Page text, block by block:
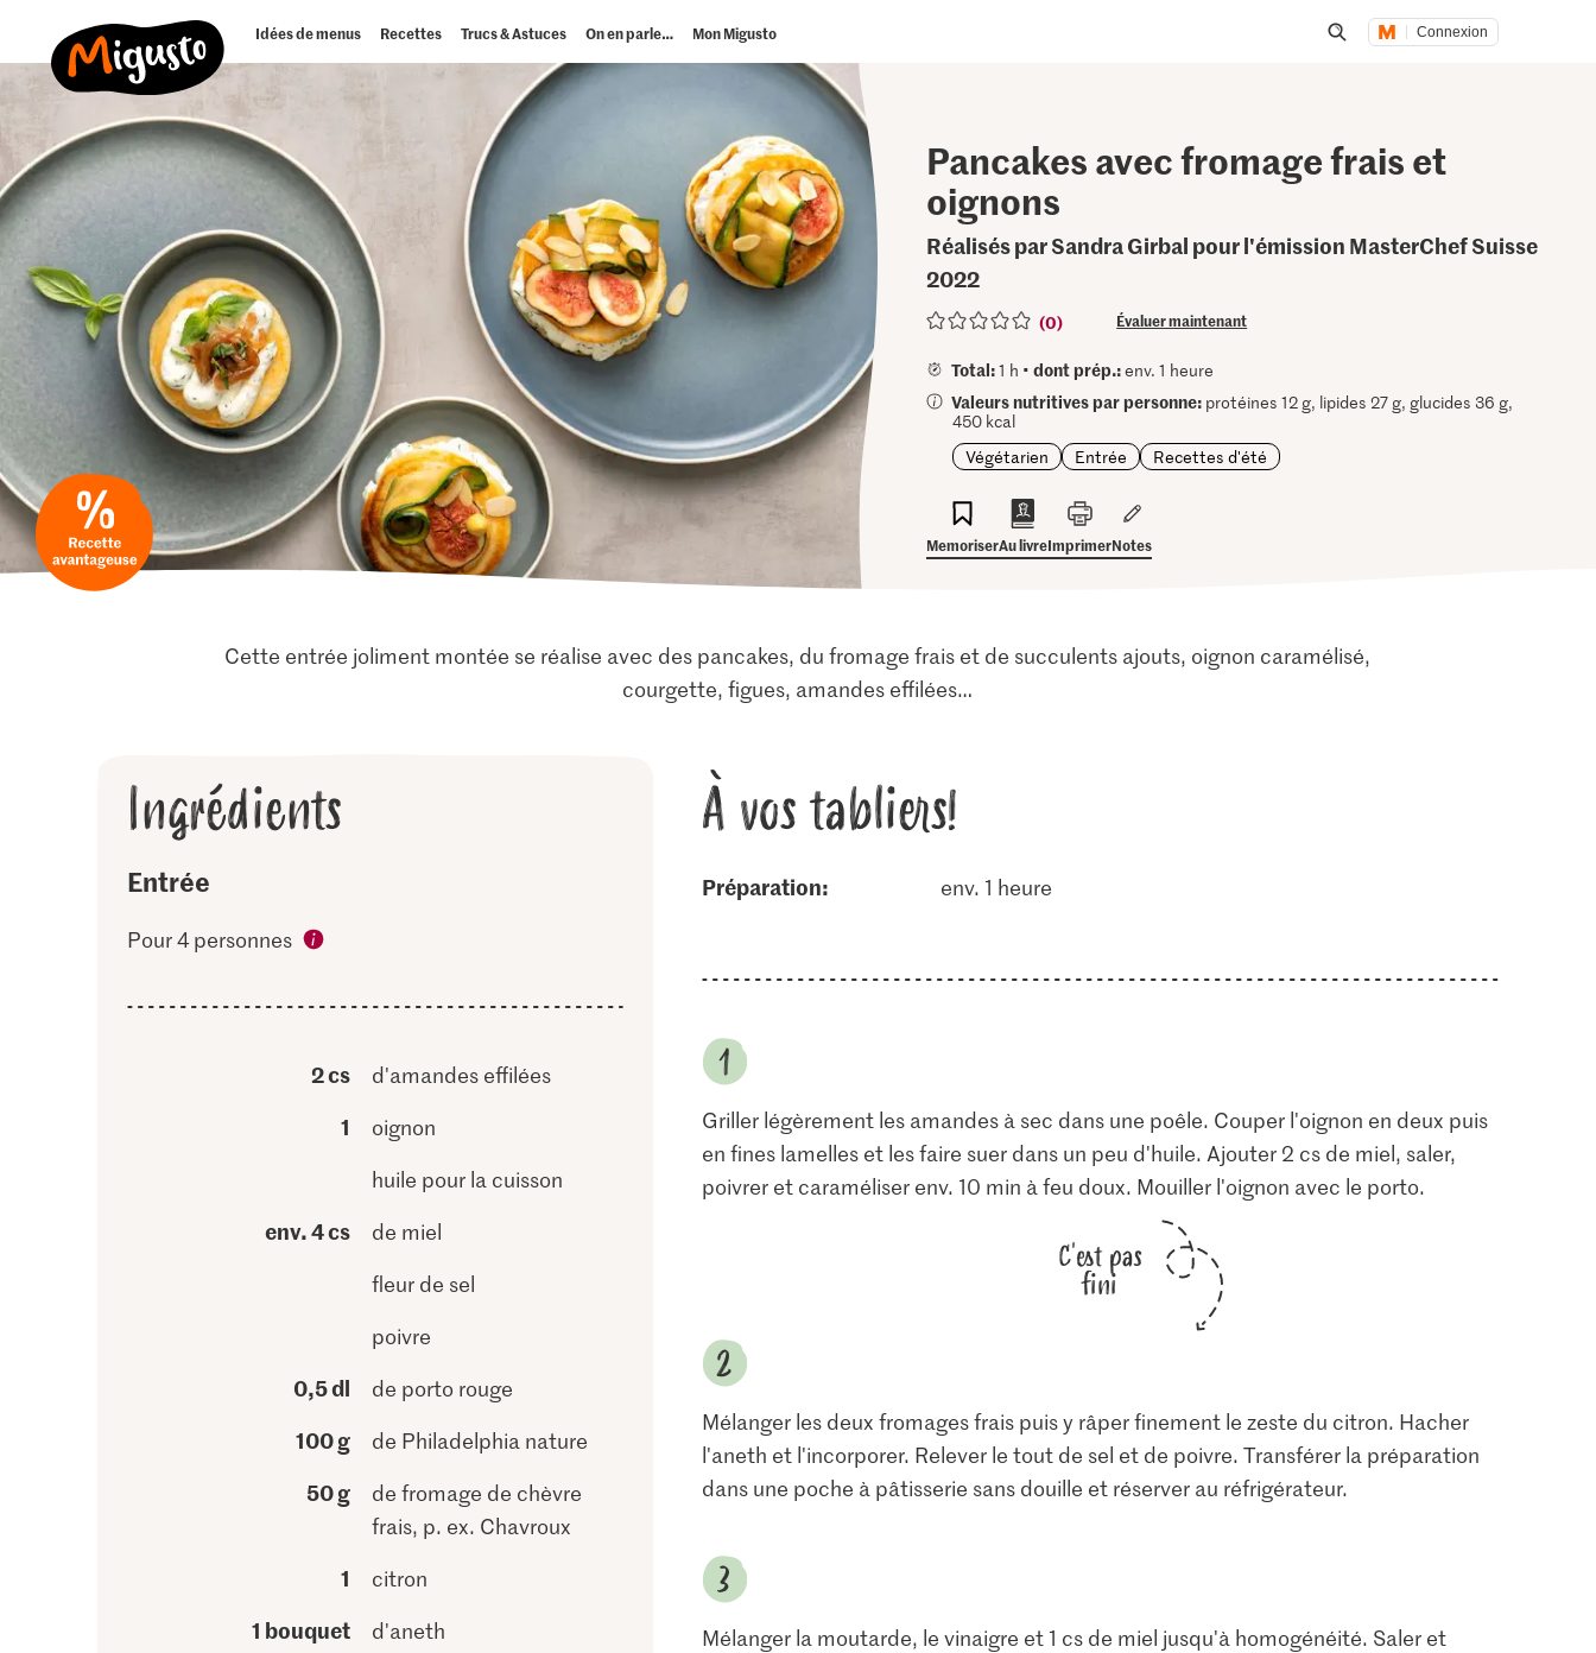
Idées de menus Recettes Trucs & Astuces On en parle… Mon Migusto Connexion
Pancakes avec fromage frais et
oignons
Réalisés par Sandra Girbal pour l'émission MasterChef Suisse
2022
(0) Évaluer maintenant
Total:1 h •dont prép.:env. 1 heure
Valeurs nutritives par personne: protéines 12 g, lipides 27 g, glucides 36 g,
450 kcal
Végétarien
Entrée Recettes d'été
MemoriserAu livreImprimerNotes
Cette entrée joliment montée se réalise avec des pancakes, du fromage frais et de succulents ajouts, oignon caramélisé,
courgette, figues, amandes effilées…
Ingrédients
Entrée
Pour 4 personnes
2 cs d'amandes effilées
1
oignon
huile pour la cuisson
env. 4 cs
de miel
fleur de sel
poivre
0,5 dl de porto rouge
100 g de Philadelphia nature
50 g
de fromage de chèvre
frais, p. ex. Chavroux
1 citron
1 bouquet d'aneth
À vos tabliers!
Préparation: env. 1 heure
Griller légèrement les amandes à sec dans une poêle. Couper l'oignon en deux puis
en fines lamelles et les faire suer dans un peu d'huile. Ajouter 2 cs de miel, saler,
poivrer et caraméliser env. 10 min à feu doux. Mouiller l'oignon avec le porto.
C'est pas
fini
Mélanger les deux fromages frais puis y râper finement le zeste du citron. Hacher
l'aneth et l'incorporer. Relever le tout de sel et de poivre. Transférer la préparation
dans une poche à pâtisserie sans douille et réserver au réfrigérateur.
Mélanger la moutarde, le vinaigre et 1 cs de miel jusqu'à homogénéité. Saler et